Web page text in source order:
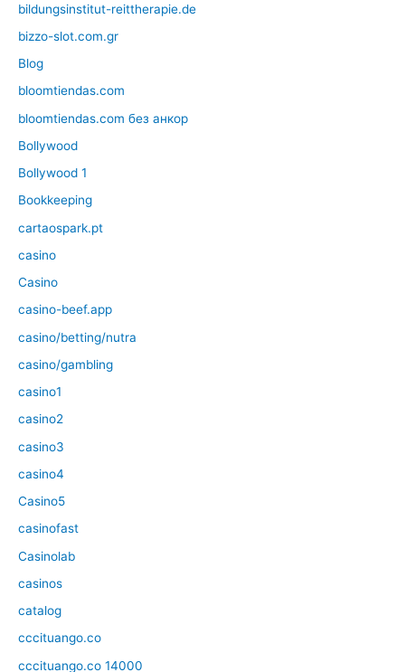
bildungsinstitut-reittherapie.de
bizzo-slot.com.gr
Blog
bloomtiendas.com
bloomtiendas.com без анкор
Bollywood
Bollywood 1
Bookkeeping
cartaospark.pt
casino
Casino
casino-beef.app
casino/betting/nutra
casino/gambling
casino1
casino2
casino3
casino4
Casino5
casinofast
Casinolab
casinos
catalog
cccituango.co
cccituango.co 14000